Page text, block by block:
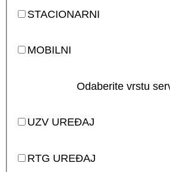
STACIONARNI
MOBILNI
Odaberite vrstu
UZV UREĐAJ
RTG UREĐAJ